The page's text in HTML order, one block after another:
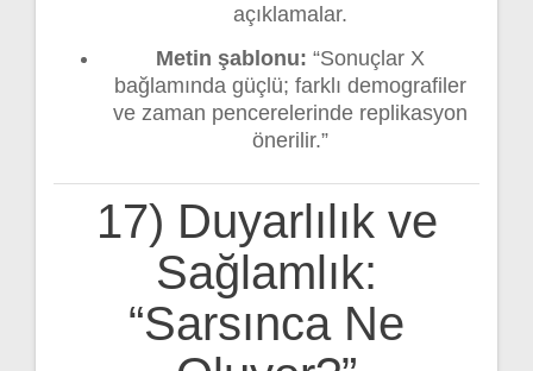
açıklamalar.
Metin şablonu: “Sonuçlar X
bağlamında güçlü; farklı demografiler
ve zaman pencerelerinde replikasyon
önerilir.”
17) Duyarlılık ve
Sağlamlık:
“Sarsınca Ne